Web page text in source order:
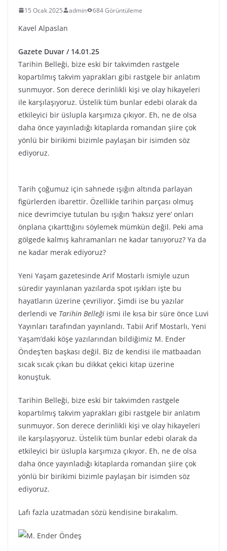
15 Ocak 2025 admin 684 Görüntüleme
Kavel Alpaslan
Gazete Duvar / 14.01.25
Tarihin Belleği, bize eski bir takvimden rastgele
kopartılmış takvim yaprakları gibi rastgele bir anlatım
sunmuyor. Son derece derinlikli kişi ve olay hikayeleri
ile karşılaşıyoruz. Üstelik tüm bunlar edebi olarak da
etkileyici bir üslupla karşımıza çıkıyor. Eh, ne de olsa
daha önce yayınladığı kitaplarda romandan şiire çok
yönlü bir birikimi bizimle paylaşan bir isimden söz
ediyoruz.
Tarih çoğumuz için sahnede ışığın altında parlayan
figürlerden ibarettir. Özellikle tarihin parçası olmuş
nice devrimciye tutulan bu ışığın ‘haksız yere’ onları
önplana çıkarttığını söylemek mümkün değil. Peki ama
gölgede kalmış kahramanları ne kadar tanıyoruz? Ya da
ne kadar merak ediyoruz?
Yeni Yaşam gazetesinde Arif Mostarlı ismiyle uzun
süredir yayınlanan yazılarda spot ışıkları işte bu
hayatların üzerine çevriliyor. Şimdi ise bu yazılar
derlendi ve Tarihin Belleği ismi ile kısa bir süre önce Luvi
Yayınları tarafından yayınlandı. Tabii Arif Mostarlı, Yeni
Yaşam’daki köşe yazılarından bildiğimiz M. Ender
Öndeş’ten başkası değil. Biz de kendisi ile matbaadan
sıcak sıcak çıkan bu dikkat çekici kitap üzerine
konuştuk.
Tarihin Belleği, bize eski bir takvimden rastgele
kopartılmış takvim yaprakları gibi rastgele bir anlatım
sunmuyor. Son derece derinlikli kişi ve olay hikayeleri
ile karşılaşıyoruz. Üstelik tüm bunlar edebi olarak da
etkileyici bir üslupla karşımıza çıkıyor. Eh, ne de olsa
daha önce yayınladığı kitaplarda romandan şiire çok
yönlü bir birikimi bizimle paylaşan bir isimden söz
ediyoruz.
Lafı fazla uzatmadan sözü kendisine bırakalım.
M. Ender Öndeş